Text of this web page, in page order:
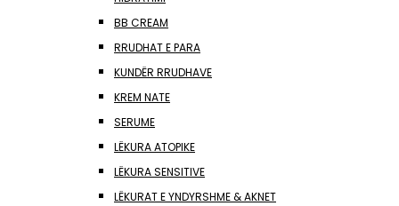
BB CREAM
RRUDHAT E PARA
KUNDËR RRUDHAVE
KREM NATE
SERUME
LËKURA ATOPIKE
LËKURA SENSITIVE
LËKURAT E YNDYRSHME & AKNET